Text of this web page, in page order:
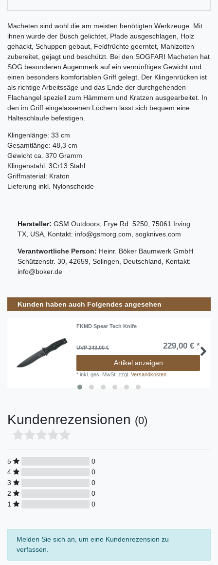
Macheten sind wohl die am meisten benötigten Werkzeuge. Mit
ihnen wurde der Busch gelichtet, Pfade ausgeschlagen, Holz
gehackt, Schuppen gebaut, Feldfrüchte geerntet, Mahlzeiten
zubereitet, gejagt und beschützt. Bei den SOGFARI Macheten hat
SOG besonderen Augenmerk auf ein vernünftiges Gewicht und
einen besonders komfortablen Griff gelegt. Der Klingenrücken ist
als richtige Arbeitssäge und das Ende der durchgehenden
Flachangel speziell zum Hämmern und Kratzen ausgearbeitet. In
den im Griff eingelassenen Löchern lässt sich bequem eine
Halteschlaufe befestigen.
Klingenlänge: 33 cm
Gesamtlänge: 48,3 cm
Gewicht ca. 370 Gramm
Klingenstahl: 3Cr13 Stahl
Griffmaterial: Kraton
Lieferung inkl. Nylonscheide
Hersteller: GSM Outdoors Frye Rd. 5250 75061 Irving
TX USA , Kontakt: info@gsmorg.com sogknives.com
Verantwortliche Person: Heinr. Böker Baumwerk GmbH
Schützenstr. 30 42659 Solingen Deutschland , Kontakt:
info@boker.de
Kunden haben auch Folgendes angesehen
FKMD Spear Tech Knife
UVP 243,00 € 229,00 € *
Artikel anzeigen
*inkl. ges. MwSt. zzgl.Versandkosten
Kundenrezensionen (0)
5
0
4
0
3
0
2
0
1
0
Melden Sie sich an, um eine Kundenrezension zu
verfassen.